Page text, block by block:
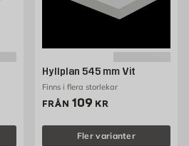
Hyllplan 545 mm Vit
Finns i flera storlekar
FRÅN Pris 109 kr
109 KR
Fler varianter